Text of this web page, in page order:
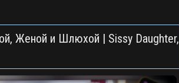
Женой и Шлюхой | Sissy Daughter,